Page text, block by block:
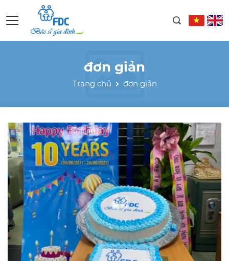
đơn giản
Trang chủ đơn giản